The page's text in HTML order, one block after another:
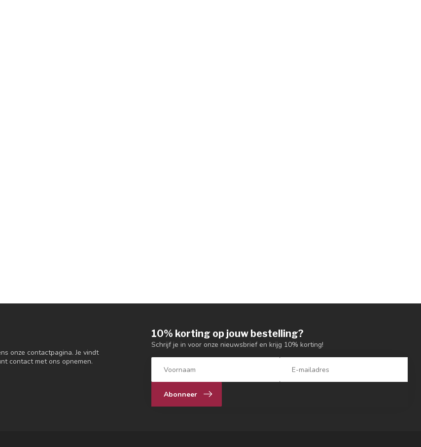
onze contactpagina. Je vindt
contact met ons opnemen.
10% korting op jouw bestelling?
Schrijf je in voor onze nieuwsbrief en krijg 10% korting!
Abonneer